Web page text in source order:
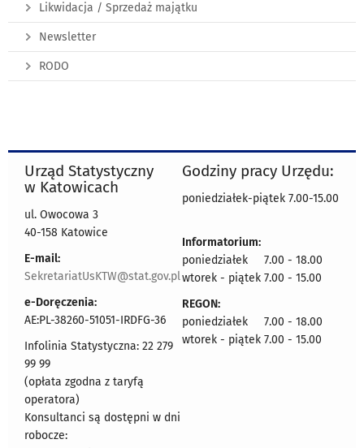
Likwidacja / Sprzedaż majątku
Newsletter
RODO
Urząd Statystyczny
w Katowicach
ul. Owocowa 3
40-158 Katowice
E-mail:
SekretariatUsKTW@stat.gov.pl
e-Doręczenia:
AE:PL-38260-51051-IRDFG-36
Infolinia Statystyczna: 22 279
99 99
(opłata zgodna z taryfą
operatora)
Konsultanci są dostępni w dni
robocze:
Godziny pracy Urzędu:
poniedziałek-piątek 7.00-15.00
Informatorium:
poniedziałek 7.00 - 18.00
wtorek - piątek 7.00 - 15.00
REGON:
poniedziałek 7.00 - 18.00
wtorek - piątek 7.00 - 15.00